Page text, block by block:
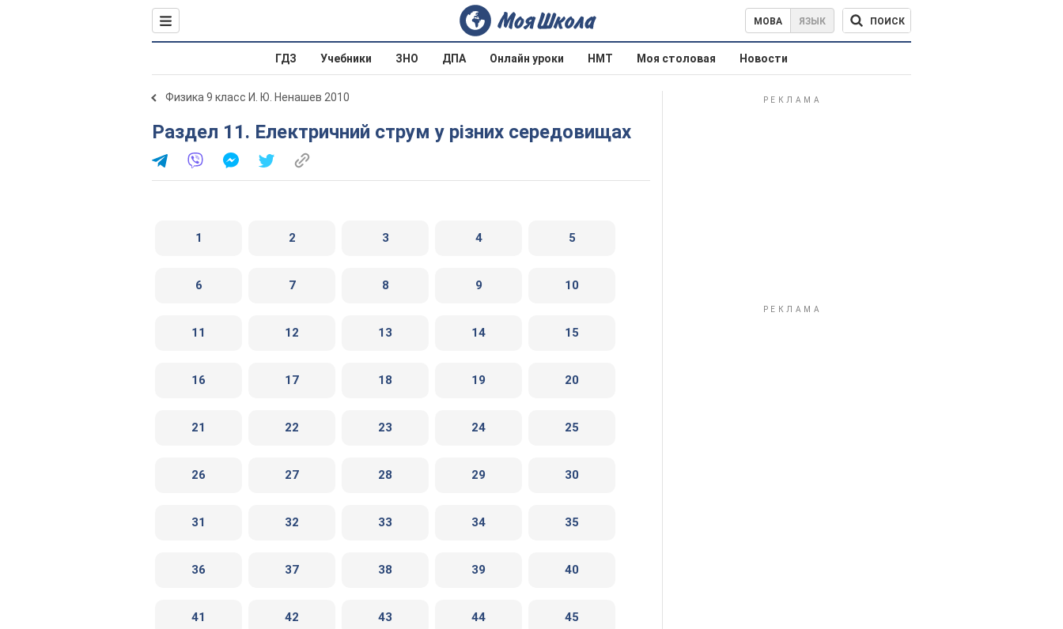
МОВА ЯЗЫК ПОИСК
ГДЗ Учебники ЗНО ДПА Онлайн уроки НМТ Моя столовая Новости
Физика 9 класс И. Ю. Ненашев 2010
Раздел 11. Електричний струм у різних середовищах
1 2 3 4 5
6 7 8 9 10
11 12 13 14 15
16 17 18 19 20
21 22 23 24 25
26 27 28 29 30
31 32 33 34 35
36 37 38 39 40
41 42 43 44 45